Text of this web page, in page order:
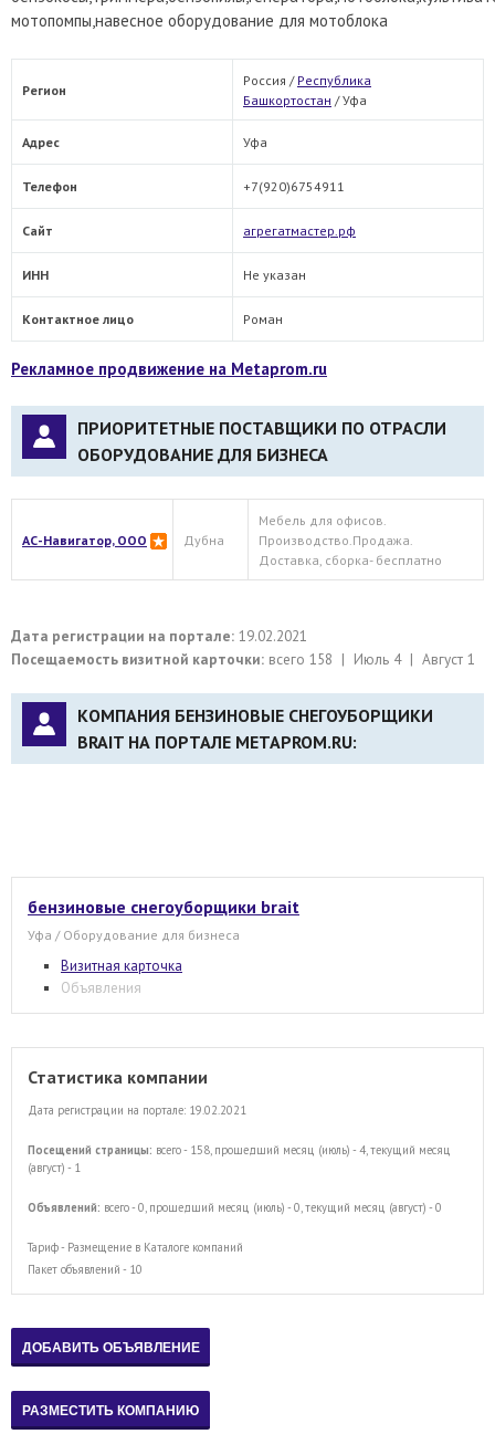
мотопомпы,навесное оборудование для мотоблока
Регион
Россия / Республика
Башкортостан /Уфа
Адрес Уфа
Телефон +7(920)6754911
Сайт агрегатмастер.рф
ИНН Не указан
Контактное лицо Роман
Рекламное продвижение на Metaprom.ru
ПРИОРИТЕТНЫЕ ПОСТАВЩИКИ ПО ОТРАСЛИ
ОБОРУДОВАНИЕ ДЛЯ БИЗНЕСА
АС-Навигатор, ООО Дубна
Мебель для офисов.
Производство.Продажа.
Доставка, сборка- бесплатно
Дата регистрации на портале: 19.02.2021
Посещаемость визитной карточки: всего 158 | Июль 4 | Август 1
КОМПАНИЯ БЕНЗИНОВЫЕ СНЕГОУБОРЩИКИ
BRAIT НА ПОРТАЛЕ METAPROM.RU:
бензиновые снегоуборщики brait
Уфа / Оборудование для бизнеса
Визитная карточка
Объявления
Статистика компании
Дата регистрации на портале: 19.02.2021
Посещений страницы: всего - 158, прошедший месяц (июль) - 4, текущий месяц
(август) - 1
Объявлений: всего - 0, прошедший месяц (июль) - 0, текущий месяц (август) - 0
Тариф - Размещение в Каталоге компаний
Пакет объявлений - 10